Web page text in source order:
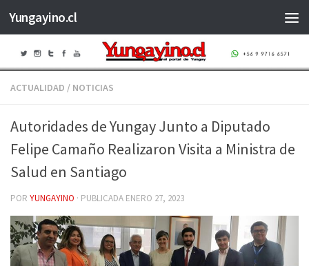
Saltar al contenido
Yungayino.cl
ACTUALIDAD / NOTICIAS
Autoridades de Yungay Junto a Diputado
Felipe Camaño Realizaron Visita a Ministra de
Salud en Santiago
POR YUNGAYINO · PUBLICADA ENERO 27, 2023